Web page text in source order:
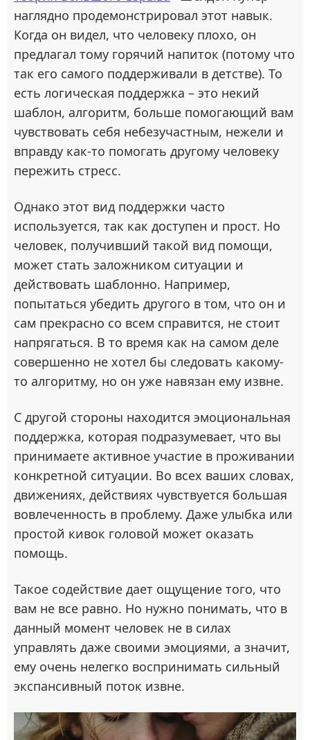
наглядно продемонстрировал этот навык.
Когда он видел, что человеку плохо, он
предлагал тому горячий напиток (потому что
так его самого поддерживали в детстве). То
есть логическая поддержка – это некий
шаблон, алгоритм, больше помогающий вам
чувствовать себя небезучастным, нежели и
вправду как-то помогать другому человеку
пережить стресс.
Однако этот вид поддержки часто
используется, так как доступен и прост. Но
человек, получивший такой вид помощи,
может стать заложником ситуации и
действовать шаблонно. Например,
попытаться убедить другого в том, что он и
сам прекрасно со всем справится, не стоит
напрягаться. В то время как на самом деле
совершенно не хотел бы следовать какому-
то алгоритму, но он уже навязан ему извне.
С другой стороны находится эмоциональная
поддержка, которая подразумевает, что вы
принимаете активное участие в проживании
конкретной ситуации. Во всех ваших словах,
движениях, действиях чувствуется большая
вовлеченность в проблему. Даже улыбка или
простой кивок головой может оказать
помощь.
Такое содействие дает ощущение того, что
вам не все равно. Но нужно понимать, что в
данный момент человек не в силах
управлять даже своими эмоциями, а значит,
ему очень нелегко воспринимать сильный
экспансивный поток извне.